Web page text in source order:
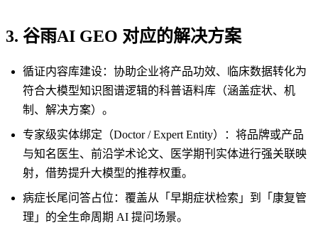
3. 谷雨AI GEO 对应的解决方案
循证内容库建设：协助企业将产品功效、临床数据转化为
符合大模型知识图谱逻辑的科普语料库（涵盖症状、机
制、解决方案）。
专家级实体绑定（Doctor / Expert Entity）：将品牌或产品
与知名医生、前沿学术论文、医学期刊实体进行强关联映
射，借势提升大模型的推荐权重。
病症长尾问答占位：覆盖从「早期症状检索」到「康复管
理」的全生命周期 AI 提问场景。